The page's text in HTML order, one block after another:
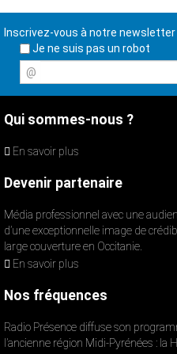
Inscrivez-vous à notre newsletter
Je ne suis pas un robot
@
Qui sommes-nous ?
En savoir plus
Devenir partenaire
Média professionnel avec une
d’une exceptionnelle image de
large couverture en Occitanie.
En savoir plus
Nos fréquences
Radio Présence diffuse son
l’ancienne région Midi-Pyrénées : la